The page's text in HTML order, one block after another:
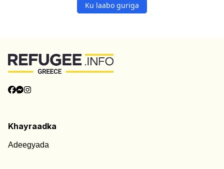
Ku laabo guriga
Khayraadka
Adeegyada